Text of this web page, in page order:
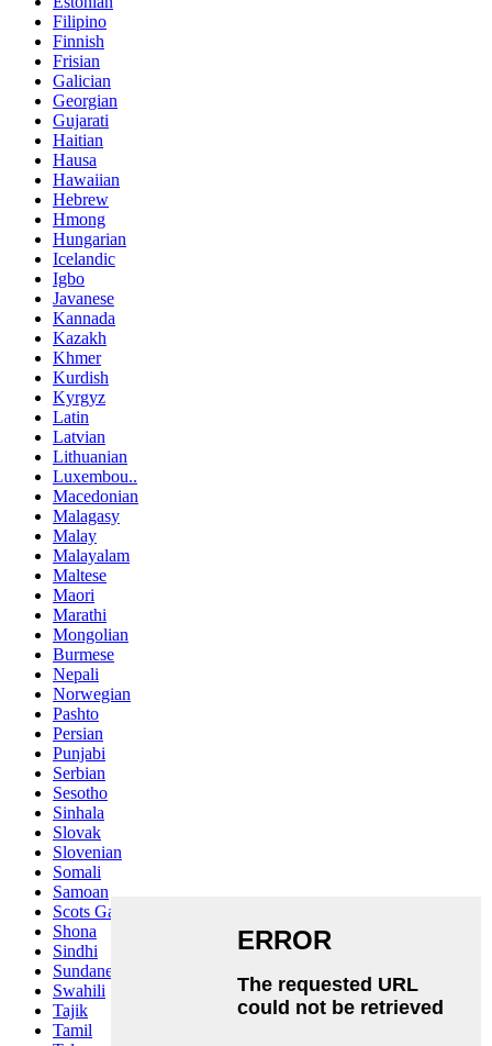
Filipino
Finnish
Frisian
Galician
Georgian
Gujarati
Haitian
Hausa
Hawaiian
Hebrew
Hmong
Hungarian
Icelandic
Igbo
Javanese
Kannada
Kazakh
Khmer
Kurdish
Kyrgyz
Latin
Latvian
Lithuanian
Luxembou..
Macedonian
Malagasy
Malay
Malayalam
Maltese
Maori
Marathi
Mongolian
Burmese
Nepali
Norwegian
Pashto
Persian
Punjabi
Serbian
Sesotho
Sinhala
Slovak
Slovenian
Somali
Samoan
Scots Gaelic
Shona
Sindhi
Sundanese
Swahili
Tajik
Tamil